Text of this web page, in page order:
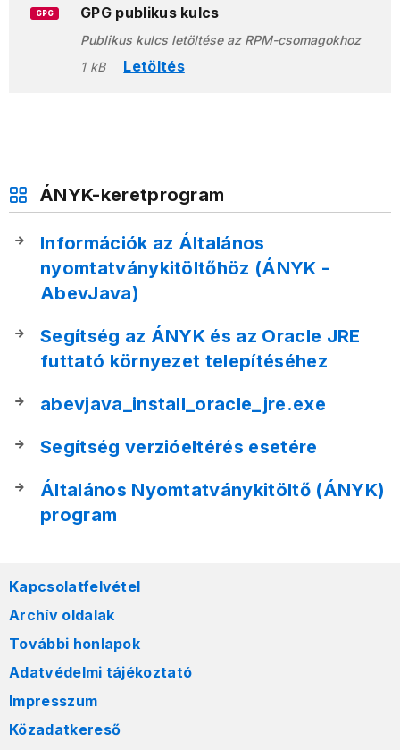
GPG GPG publikus kulcs
Publikus kulcs letöltése az RPM-csomagokhoz
1 kB
Letöltés
ÁNYK-keretprogram
Információk az Általános
nyomtatványkitöltőhöz (ÁNYK -
AbevJava)
Segítség az ÁNYK és az Oracle JRE
futtató környezet telepítéséhez
abevjava_install_oracle_jre.exe
Segítség verzióeltérés esetére
Általános Nyomtatványkitöltő (ÁNYK)
program
Kapcsolatfelvétel
Archív oldalak
További honlapok
Adatvédelmi tájékoztató
Impresszum
Közadatkereső